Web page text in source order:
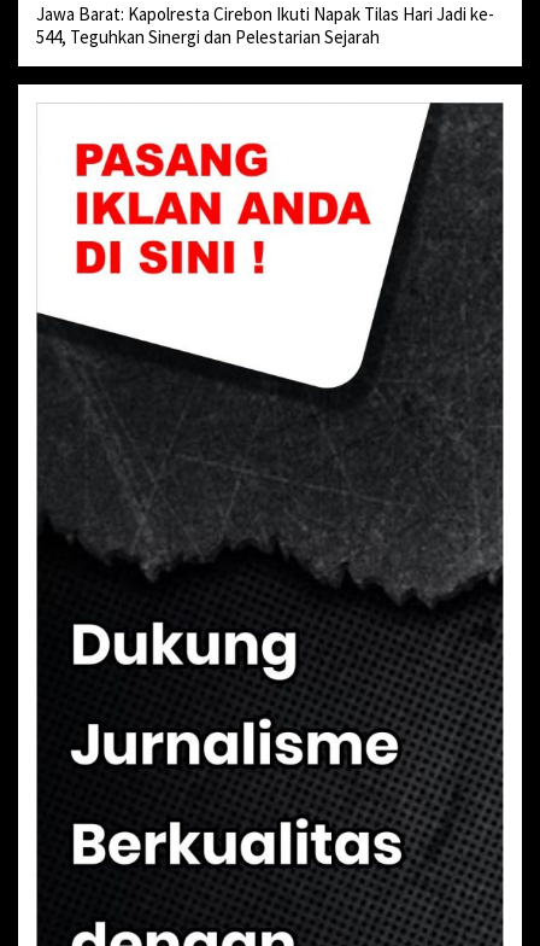
Jawa Barat: Kapolresta Cirebon Ikuti Napak Tilas Hari Jadi ke-
544, Teguhkan Sinergi dan Pelestarian Sejarah